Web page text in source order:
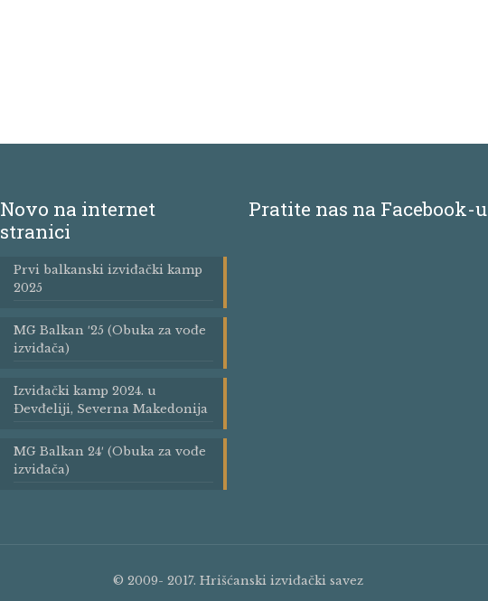
Novo na internet
stranici
Prvi balkanski izviđački kamp
2025
MG Balkan ′25 (Obuka za vođe
izviđača)
Izviđački kamp 2024. u
Đevđeliji, Severna Makedonija
MG Balkan 24′ (Obuka za vođe
izviđača)
Pratite nas na Facebook-u
© 2009- 2017. Hrišćanski izviđački savez